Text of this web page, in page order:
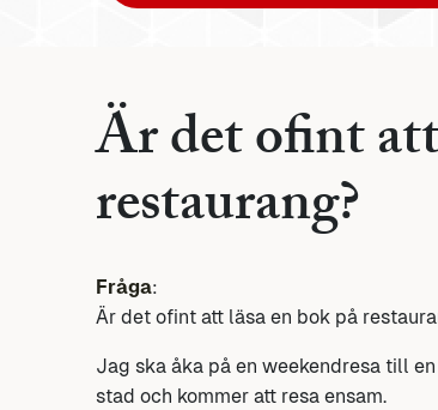
Är det ofint
restaurang?
Fråga:
Är det ofint att läsa en bok på
Jag ska åka på en weekendresa till
stad och kommer att resa ensam.